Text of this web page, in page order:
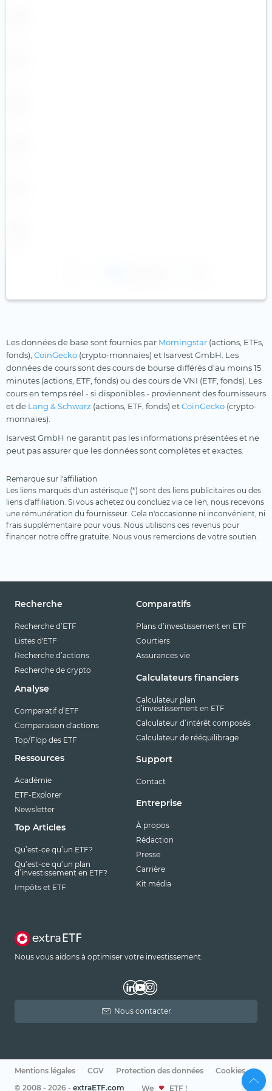
Les données de base sont fournies par Morningstar (actions, ETFs,
fonds), CoinGecko (crypto-monnaies) et Isarvest GmbH. Les
données de cours sont des cours de bourse différés d'au moins 15
minutes (actions, ETF, fonds) ou des cours de VNI (ETF, fonds). Les
cours en temps réel - si disponibles - proviennent des fournisseurs
et de Lang & Schwarz (actions, ETF, fonds) etCoinGecko (crypto-
monnaies).
Isarvest GmbH ne garantit pas les informations présentées et ne
peut pas assurer que les données sont complètes et exactes.
Remarque sur l'affiliation
Les liens marqués d'un astérisque (*) sont des liens publicitaires ou des
liens d'affiliation. Si vous achetez ou concluez via ce lien, nous recevons
une rémunération du fournisseur. Cela n'occasionne ni inconvénient, ni
frais supplémentaire pour vous. Nous utilisons ces revenus pour
financer notre offre gratuite. Nous vous remercions de votre soutien.
Recherche
Recherche d’ETF
Listes d'ETF
Recherche d’actions
Recherche de crypto
Analyse
Comparatif d’ETF
Comparaison d'actions
Top/Flop des ETF
Ressources
Académie
ETF-Explorer
Newsletter
Top Articles
Qu’est-ce qu’un ETF?
Qu’est-ce qu’un plan
d’investissement en ETF?
Impôts et ETF
Comparatifs
Plans d’investissement en ETF
Courtiers
Assurances vie
Calculateurs financiers
Calculateur plan
d’investissement en ETF
Calculateur d’intérêt composés
Calculateur de rééquilibrage
Support
Contact
Entreprise
À propos
Rédaction
Presse
Carrière
Kit média
Nous vous aidons à optimiser votre investissement.
Nous contacter
Mentions légales CGV Protection des données
Cookies
© 2008 - 2026 - extraETF.com We ETF !